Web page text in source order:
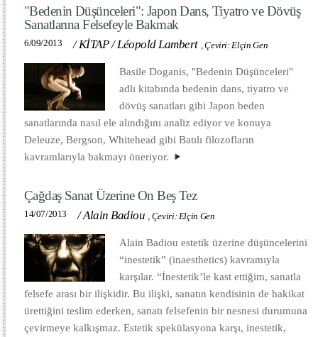
"Bedenin Düşünceleri": Japon Dans, Tiyatro ve Dövüş
Sanatlarına Felsefeyle Bakmak
6/09/2013 /KİTAP /Léopold Lambert ,Çeviri: Elçin Gen
Basile Doganis, "Bedenin Düşünceleri"
adlı kitabında bedenin dans, tiyatro ve
dövüş sanatları gibi Japon beden
sanatlarında nasıl ele alındığını analiz ediyor ve konuya
Deleuze, Bergson, Whitehead gibi Batılı filozofların
kavramlarıyla bakmayı öneriyor.
Çağdaş Sanat Üzerine On Beş Tez
14/07/2013 /Alain Badiou , Çeviri: Elçin Gen
Alain Badiou estetik üzerine düşüncelerini
“inestetik” (inaesthetics) kavramıyla
karşılar. “İnestetik’le kast ettiğim, sanatla
felsefe arası bir ilişkidir. Bu ilişki, sanatın kendisinin de hakikat
ürettiğini teslim ederken, sanatı felsefenin bir nesnesi durumuna
çevirmeye kalkışmaz. Estetik spekülasyona karşı, inestetik,